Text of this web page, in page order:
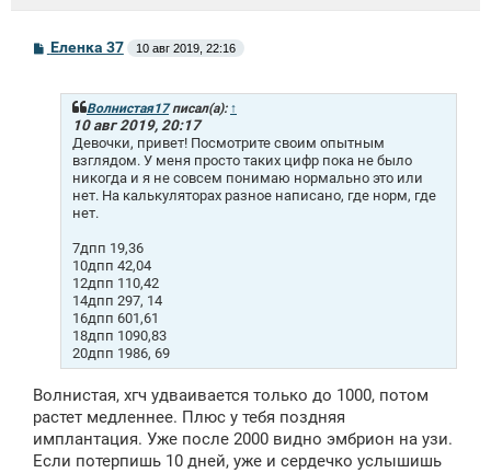
СЕленка 37 10 авг 2019, 22:16
Волнистая17писал(а): ↑
10 авг 2019, 20:17
Девочки, привет! Посмотрите своим опытным
взглядом. У меня просто таких цифр пока не было
никогда и я не совсем понимаю нормально это или
нет. На калькуляторах разное написано, где норм, где
нет.
7дпп 19,36
10дпп 42,04
12дпп 110,42
14дпп 297, 14
16дпп 601,61
18дпп 1090,83
20дпп 1986, 69
Волнистая, хгч удваивается только до 1000, потом
растет медленнее. Плюс у тебя поздняя
имплантация. Уже после 2000 видно эмбрион на узи.
Если потерпишь 10 дней, уже и сердечко услышишь